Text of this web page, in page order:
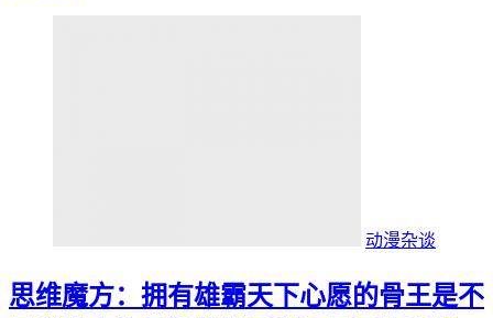
动漫杂谈
思维魔方：拥有雄霸天下心愿的骨王是不